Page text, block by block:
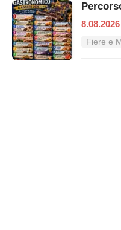
8.08.2026
Fiere e